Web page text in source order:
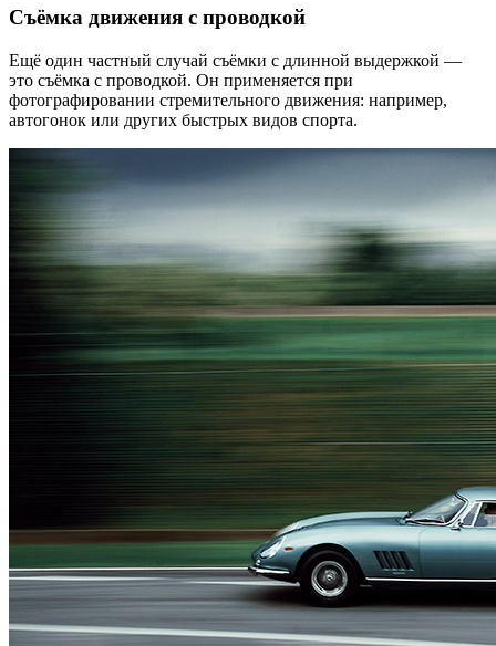
Съёмка движения с проводкой
Ещё один частный случай съёмки с длинной выдержкой —
это съёмка с проводкой. Он применяется при
фотографировании стремительного движения: например,
автогонок или других быстрых видов спорта.